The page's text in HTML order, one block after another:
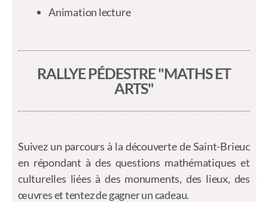
Animation lecture
RALLYE PÉDESTRE "MATHS ET
ARTS"
Suivez un parcours à la découverte de Saint-Brieuc
en répondant à des questions mathématiques et
culturelles liées à des monuments, des lieux, des
œuvres et tentez de gagner un cadeau.